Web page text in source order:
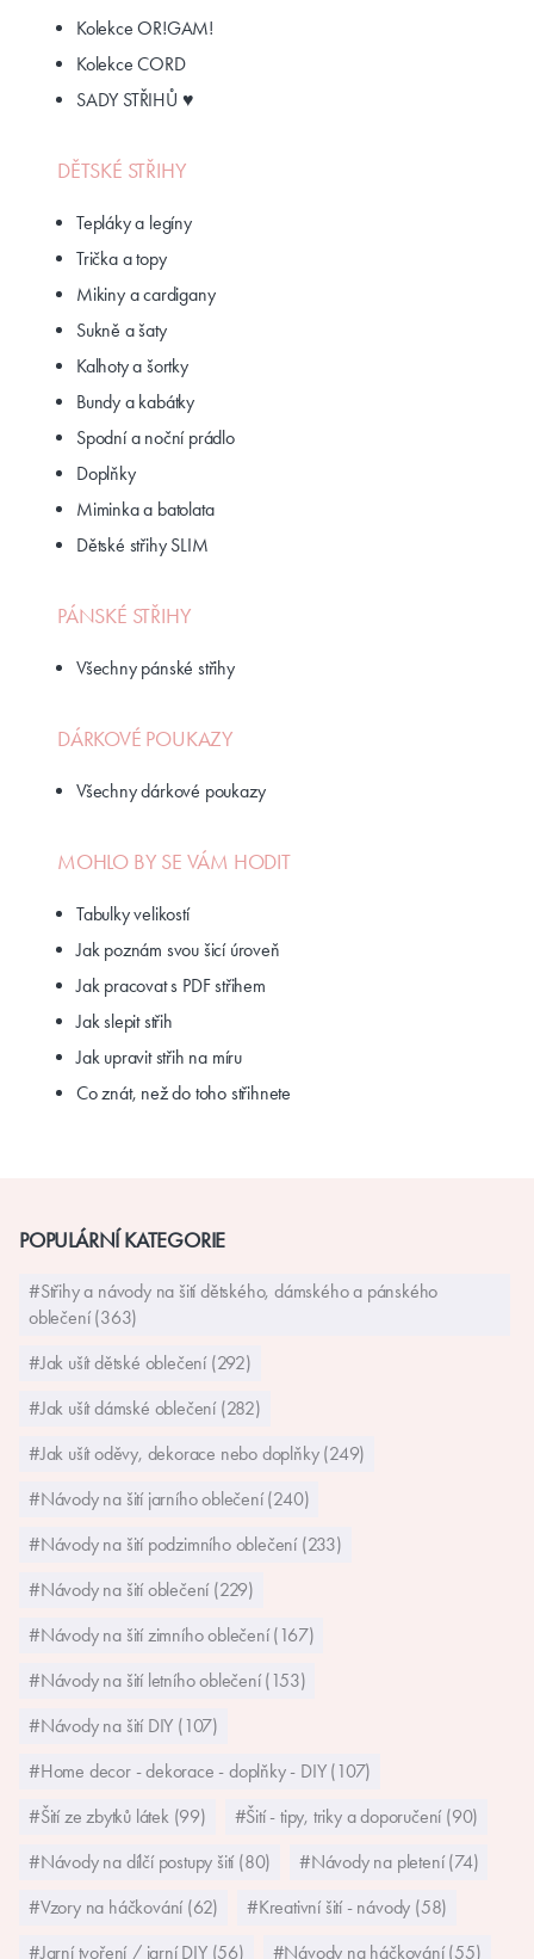
Kolekce OR!GAM!
Kolekce CORD
SADY STŘIHŮ ♥
DĚTSKÉ STŘIHY
Tepláky a legíny
Trička a topy
Mikiny a cardigany
Sukně a šaty
Kalhoty a šortky
Bundy a kabátky
Spodní a noční prádlo
Doplňky
Miminka a batolata
Dětské střihy SLIM
PÁNSKÉ STŘIHY
Všechny pánské střihy
DÁRKOVÉ POUKAZY
Všechny dárkové poukazy
MOHLO BY SE VÁM HODIT
Tabulky velikostí
Jak poznám svou šicí úroveň
Jak pracovat s PDF střihem
Jak slepit střih
Jak upravit střih na míru
Co znát, než do toho střihnete
POPULÁRNÍ KATEGORIE
#Střihy a návody na šití dětského, dámského a pánského
oblečení (363)
#Jak ušít dětské oblečení (292)
#Jak ušít dámské oblečení (282)
#Jak ušít oděvy, dekorace nebo doplňky (249)
#Návody na šití jarního oblečení (240)
#Návody na šití podzimního oblečení (233)
#Návody na šití oblečení (229)
#Návody na šití zimního oblečení (167)
#Návody na šití letního oblečení (153)
#Návody na šití DIY (107)
#Home decor - dekorace - doplňky - DIY (107)
#Šití ze zbytků látek (99)
#Šití - tipy, triky a doporučení (90)
#Návody na dílčí postupy šití (80)
#Návody na pletení (74)
#Vzory na háčkování (62)
#Kreativní šití - návody (58)
#Jarní tvoření / jarní DIY (56)
#Návody na háčkování (55)